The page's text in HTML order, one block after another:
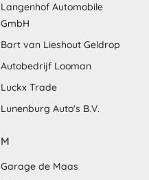
Langenhof Automobile
GmbH
Bart van Lieshout Geldrop
Autobedrijf Looman
Luckx Trade
Lunenburg Auto's B.V.
M
Garage de Maas